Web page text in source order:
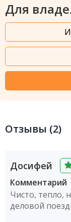
Для
Отзывы (2)
Досифей
Комментарий
Чисто, тепло,
деловой